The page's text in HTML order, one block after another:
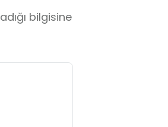
bilgisine